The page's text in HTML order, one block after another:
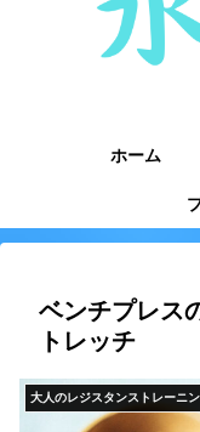
ホーム
ベンチプレス
トレッチ
大人のレジスタンストレーニ